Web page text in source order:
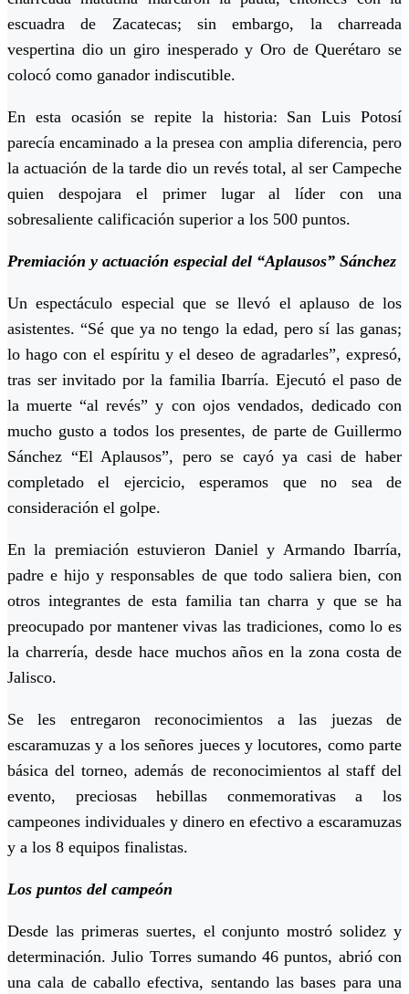
escuadra de Zacatecas; sin embargo, la charreada
vespertina dio un giro inesperado y Oro de Querétaro se
colocó como ganador indiscutible.
En esta ocasión se repite la historia: San Luis Potosí
parecía encaminado a la presea con amplia diferencia, pero
la actuación de la tarde dio un revés total, al ser Campeche
quien despojara el primer lugar al líder con una
sobresaliente calificación superior a los 500 puntos.
Premiación y actuación especial del “Aplausos” Sánchez
Un espectáculo especial que se llevó el aplauso de los
asistentes. “Sé que ya no tengo la edad, pero sí las ganas;
lo hago con el espíritu y el deseo de agradarles”, expresó,
tras ser invitado por la familia Ibarría. Ejecutó el paso de
la muerte “al revés” y con ojos vendados, dedicado con
mucho gusto a todos los presentes, de parte de Guillermo
Sánchez “El Aplausos”, pero se cayó ya casi de haber
completado el ejercicio, esperamos que no sea de
consideración el golpe.
En la premiación estuvieron Daniel y Armando Ibarría,
padre e hijo y responsables de que todo saliera bien, con
otros integrantes de esta familia tan charra y que se ha
preocupado por mantener vivas las tradiciones, como lo es
la charrería, desde hace muchos años en la zona costa de
Jalisco.
Se les entregaron reconocimientos a las juezas de
escaramuzas y a los señores jueces y locutores, como parte
básica del torneo, además de reconocimientos al staff del
evento, preciosas hebillas conmemorativas a los
campeones individuales y dinero en efectivo a escaramuzas
y a los 8 equipos finalistas.
Los puntos del campeón
Desde las primeras suertes, el conjunto mostró solidez y
determinación. Julio Torres sumando 46 puntos, abrió con
una cala de caballo efectiva, sentando las bases para una